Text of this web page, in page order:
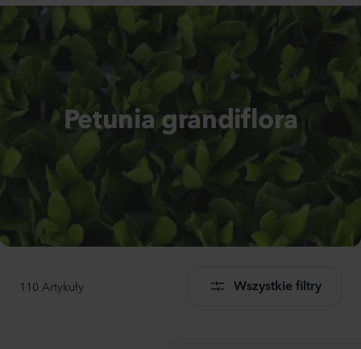
Petunia grandiflora
110 Artykuły Wszystkie filtry